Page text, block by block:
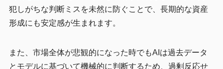
犯しがちな判断ミスを未然に防ぐことで、長期的な資産
形成にも安定感が生まれます。
また、市場全体が悲観的になった時でもAIは過去データ
とモデルに基づいて機械的に判断するため、過剰反応せ